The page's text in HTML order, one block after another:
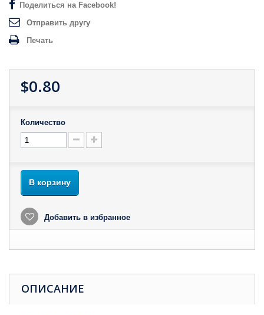
Поделиться на Facebook!
Отправить другу
Печать
$0.80
Количество
В корзину
Добавить в избранное
ОПИСАНИЕ